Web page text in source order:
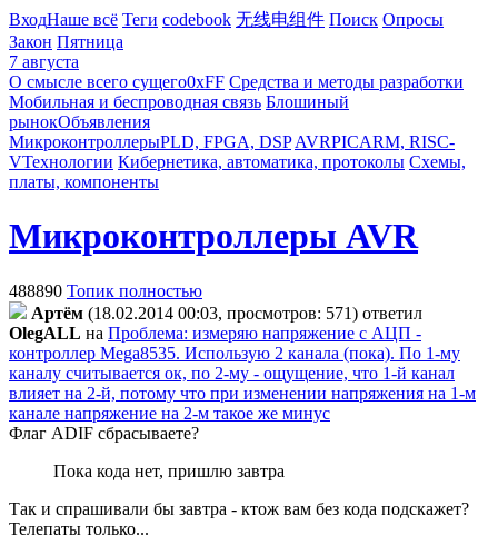
ВходНаше всё Теги codebook 无线电组件 Поиск Опросы
Закон Пятница
7 августа
О смысле всего сущего0xFF Средства и методы разработки
Мобильная и беспроводная связь Блошиный
рынокОбъявления
МикроконтроллерыPLD, FPGA, DSP AVRPICARM, RISC-
VТехнологии Кибернетика, автоматика, протоколы Схемы,
платы, компоненты
Микроконтроллеры AVR
488890 Топик полностью
Apтём (18.02.2014 00:03, просмотров: 571) ответил
OlegALL на Проблема: измеряю напряжение с АЦП -
контроллер Mega8535. Использую 2 канала (пока). По 1-му
каналу считывается ок, по 2-му - ощущение, что 1-й канал
влияет на 2-й, потому что при изменении напряжения на 1-м
канале напряжение на 2-м такое же минус
Флаг ADIF сбрасываете?
Пока кода нет, пришлю завтра
Так и спрашивали бы завтра - ктож вам без кода подскажет?
Телепаты только...